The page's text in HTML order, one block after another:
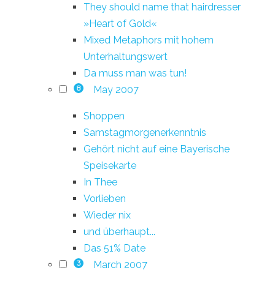
They should name that hairdresser
»Heart of Gold«
Mixed Metaphors mit hohem
Unterhaltungswert
Da muss man was tun!
8 May 2007
Shoppen
Samstagmorgenerkenntnis
Gehört nicht auf eine Bayerische
Speisekarte
In Thee
Vorlieben
Wieder nix
und überhaupt...
Das 51% Date
3 March 2007